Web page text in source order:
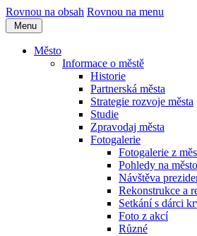
Rovnou na obsah Rovnou na menu
Menu
Město
Informace o městě
Historie
Partnerská města
Strategie rozvoje města
Studie
Zpravodaj města
Fotogalerie
Fotogalerie z
Pohledy na město
Návštěva
Rekonstrukce a
Setkání s dárci
Foto z akcí
Různé